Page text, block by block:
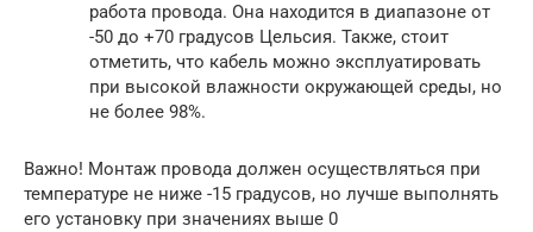
работа провода. Она находится в диапазоне от
-50 до +70 градусов Цельсия. Также, стоит
отметить, что кабель можно эксплуатировать
при высокой влажности окружающей среды, но
не более 98%.
Важно! Монтаж провода должен осуществляться при
температуре не ниже -15 градусов, но лучше выполнять
его установку при значениях выше 0